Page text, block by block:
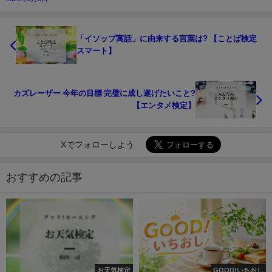
「イソップ寓話」に由来する言葉は? 【ことば検定
スマート】
カズレーザー 今年の目標 完璧に成し遂げたいこと?
【エンタメ検定】
Xでフォローしよう
おすすめの記事
お天気検定 GOOD!いちおし